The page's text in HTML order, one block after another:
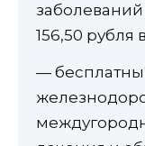
156,50 рубля
—